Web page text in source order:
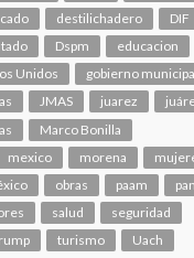
destilichadero
DIF
Dspm
educacion
Unidos
gobierno
JMAS juarez
Marco Bonilla
mexico morena
obras paam
pan
salud
seguridad
turismo
Uach